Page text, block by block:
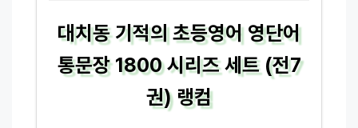
대치동 기적의 초등영어 영단어
통문장 1800 시리즈 세트 (전7
권) 랭컴